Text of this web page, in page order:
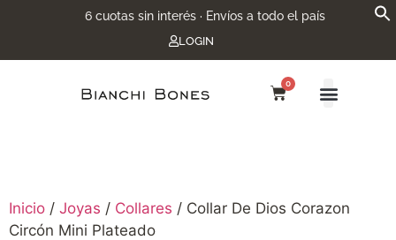
6 cuotas sin interés · Envíos a todo el país
LOGIN
0
Inicio / Joyas / Collares / Collar De Dios Corazon
Circón Mini Plateado